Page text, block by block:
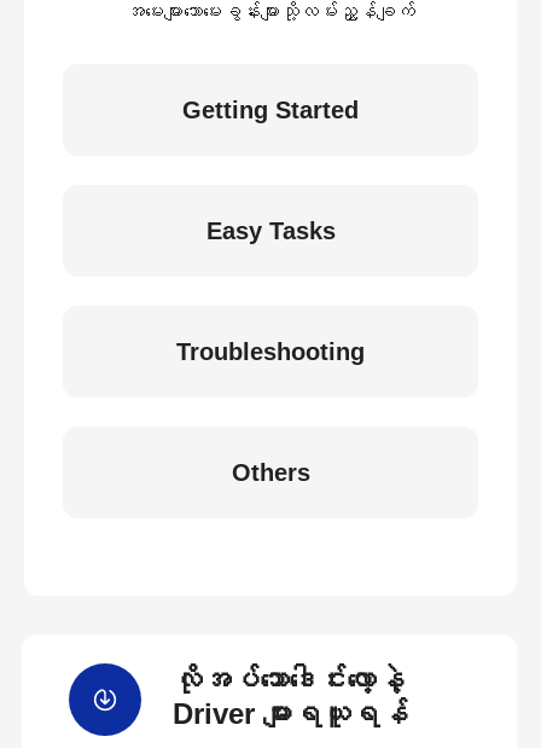
အမေးများသောမေးခွန်းများသို့လမ်းညွှန်ချက်
Getting Started
Easy Tasks
Troubleshooting
Others
လိုအပ်သောဒေါင်းလော့နဲ့
Driver များရယူရန်